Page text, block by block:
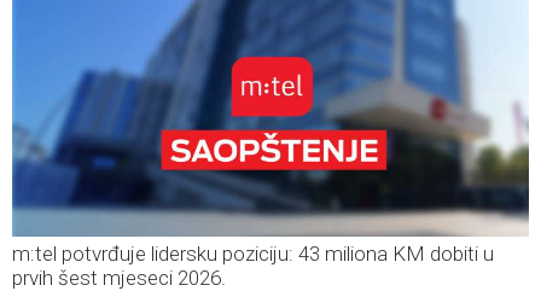
m:tel potvrđuje lidersku poziciju: 43 miliona KM dobiti u
prvih šest mjeseci 2026.